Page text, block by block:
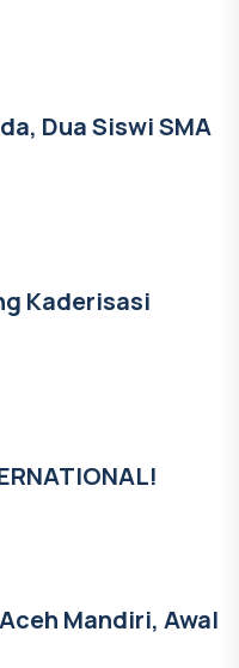
Dua Siswi SMA
Kaderisasi
Mandiri, Awal